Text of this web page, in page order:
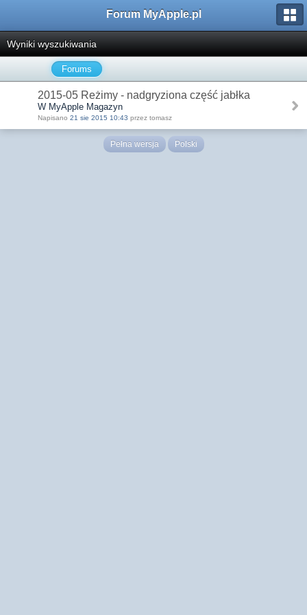
Forum MyApple.pl
Wyniki wyszukiwania
Forums
2015-05 Reżimy - nadgryziona część jabłka
W MyApple Magazyn
Napisano 21 sie 2015 10:43 przez tomasz
Pełna wersja Polski